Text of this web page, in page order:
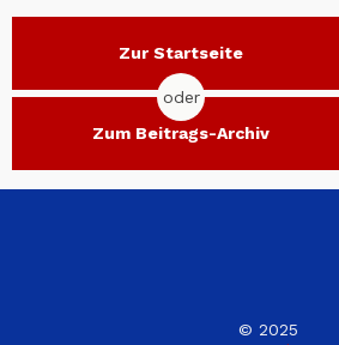
Zur Startseite
oder
Zum Beitrags-Archiv
© 2025